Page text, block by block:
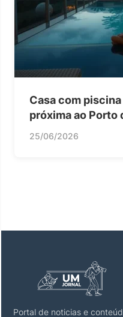
Casa com
próxima ao Porto
25/06/2026
Portal de noticias e